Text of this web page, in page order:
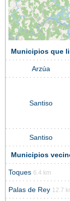
Municipios que
Arzúa
Santiso
Santiso
Municipios
Toques 6.4 km
Palas de Rey 12.7